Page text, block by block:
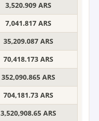
3,520.909 ARS
7,041.817 ARS
35,209.087 ARS
70,418.173 ARS
352,090.865 ARS
704,181.73 ARS
3,520,908.65 ARS